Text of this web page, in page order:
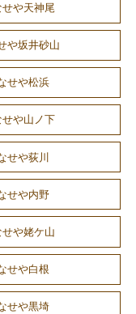
や天神尾
や坂井砂山
せや松浜
や山ノ下
せや荻川
せや内野
や姥ケ山
せや白根
せや黒埼